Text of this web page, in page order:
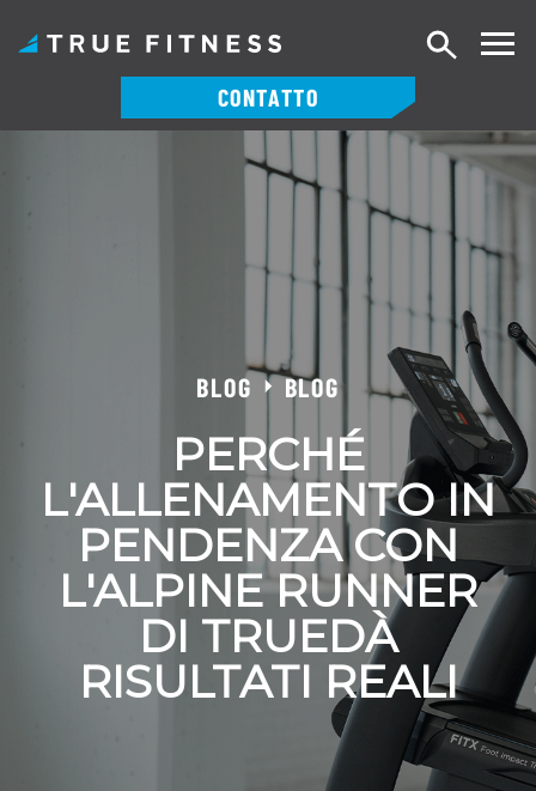
CONTATTO
Ricerca
BLOG BLOG
PERCHÉ
L'ALLENAMENTO IN
PENDENZA CON
L'ALPINE RUNNER
DI TRUEDÀ
RISULTATI REALI